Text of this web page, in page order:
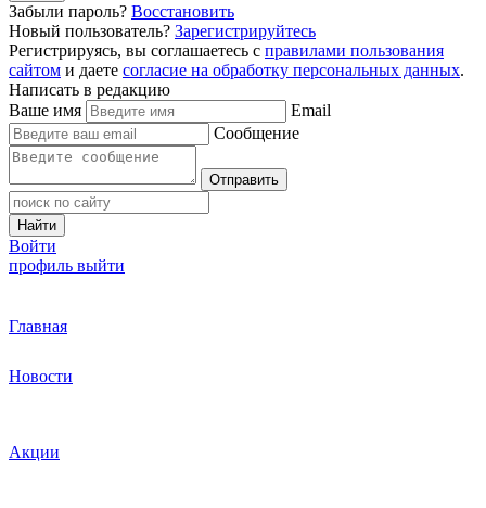
Забыли пароль? Восстановить
Новый пользователь? Зарегистрируйтесь
Регистрируясь, вы соглашаетесь с правилами пользования
сайтом и даете согласие на обработку персональных данных.
Написать в редакцию
Ваше имя
Email
Сообщение
Отправить
Найти
Войти
профиль выйти
Главная
Новости
Акции